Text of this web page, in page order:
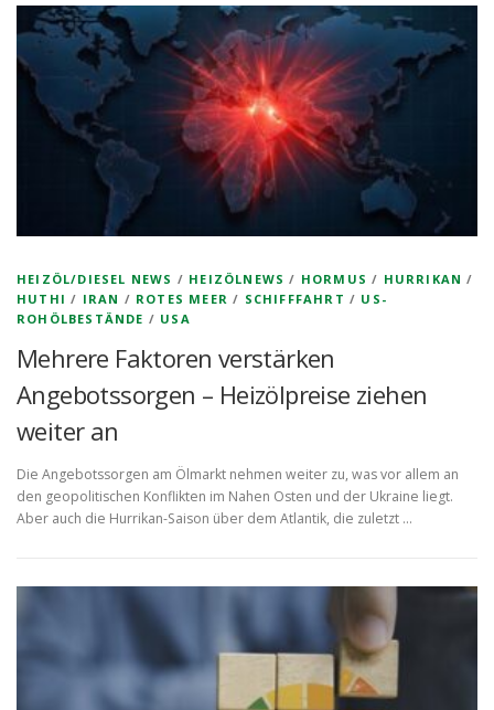
HEIZÖL/DIESEL NEWS / HEIZÖLNEWS / HORMUS / HURRIKAN /
HUTHI / IRAN / ROTES MEER / SCHIFFFAHRT / US-
ROHÖLBESTÄNDE / USA
Mehrere Faktoren verstärken
Angebotssorgen – Heizölpreise ziehen
weiter an
Die Angebotssorgen am Ölmarkt nehmen weiter zu, was vor allem an
den geopolitischen Konflikten im Nahen Osten und der Ukraine liegt.
Aber auch die Hurrikan-Saison über dem Atlantik, die zuletzt …